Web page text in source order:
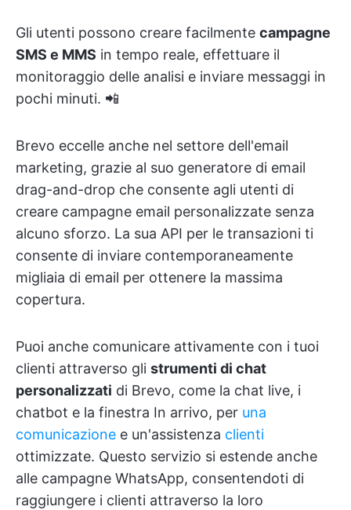
Gli utenti possono creare facilmente campagne
SMS e MMS in tempo reale, effettuare il
monitoraggio delle analisi e inviare messaggi in
pochi minuti. 📲
Brevo eccelle anche nel settore dell'email
marketing, grazie al suo generatore di email
drag-and-drop che consente agli utenti di
creare campagne email personalizzate senza
alcuno sforzo. La sua API per le transazioni ti
consente di inviare contemporaneamente
migliaia di email per ottenere la massima
copertura.
Puoi anche comunicare attivamente con i tuoi
clienti attraverso gli strumenti di chat
personalizzati di Brevo, come la chat live, i
chatbot e la finestra In arrivo, per una
comunicazione e un'assistenza clienti
ottimizzate. Questo servizio si estende anche
alle campagne WhatsApp, consentendoti di
raggiungere i clienti attraverso la loro